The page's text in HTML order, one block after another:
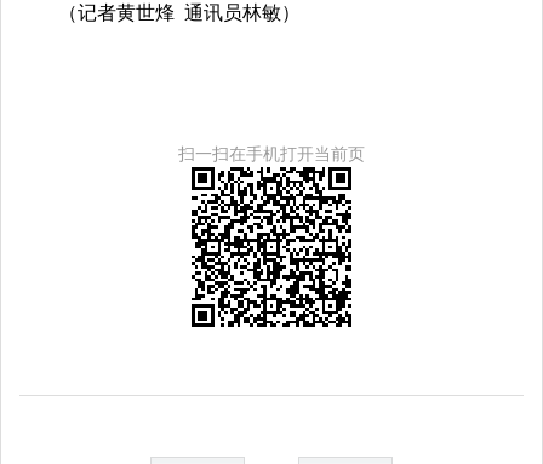
（记者黄世烽 通讯员林敏）
扫一扫在手机打开当前页